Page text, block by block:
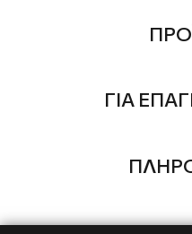
ΓΙΑ